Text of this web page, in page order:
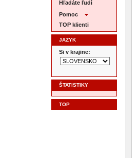
Hľadáte ľudí
Pomoc
TOP klienti
JAZYK
Si v krajine:
ŠTATISTIKY
TOP